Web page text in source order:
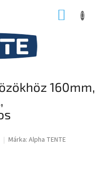
KOSÁR
160mm,
Márka: Alpha TENTE